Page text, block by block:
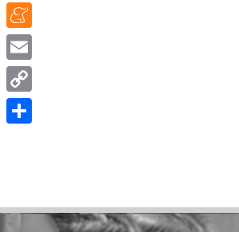
Telegram
Meneame
Email
Copy